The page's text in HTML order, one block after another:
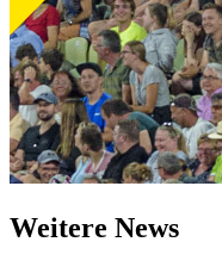
Weitere News